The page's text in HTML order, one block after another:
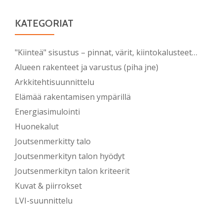
KATEGORIAT
"Kiinteä" sisustus – pinnat, värit, kiintokalusteet…
Alueen rakenteet ja varustus (piha jne)
Arkkitehtisuunnittelu
Elämää rakentamisen ympärillä
Energiasimulointi
Huonekalut
Joutsenmerkitty talo
Joutsenmerkityn talon hyödyt
Joutsenmerkityn talon kriteerit
Kuvat & piirrokset
LVI-suunnittelu